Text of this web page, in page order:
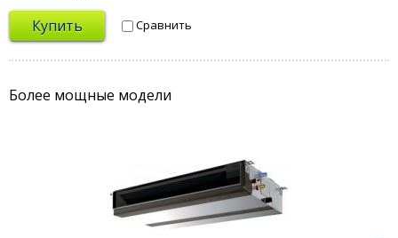
Купить Сравнить
Более мощные модели